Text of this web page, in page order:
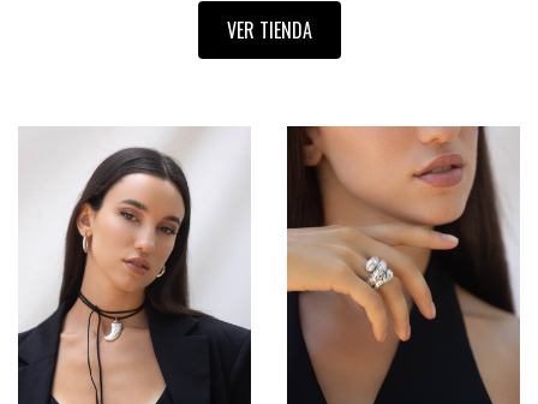
VER TIENDA